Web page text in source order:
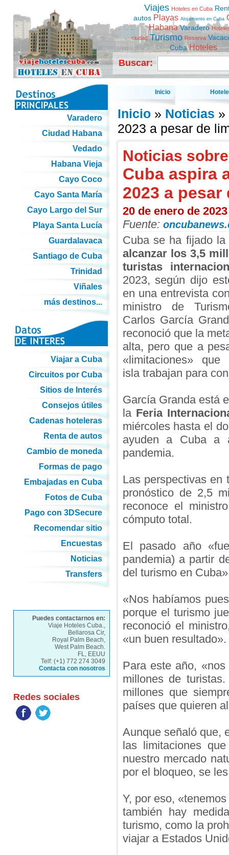
Viajes Hoteles en Cuba
autos Playas Alojamiento en Cuba
Habana Varadero
ciudad Turismo Reserva
Cuba Hoteles
Buscar:
Inicio
Inicio» Noticias »
2023 a pesar de
Noticias
Cuba aspira
2023 a
20 de enero de 2023
Fuente:
Cuba se ha fijado la
alcanzar los 3,5
turistas
2023, según dijo
en una entrevista
ministro de
Carlos García
reconoció que la
alta, pero que a
«limitaciones»
isla trabajan para
García Granda está
la Feria
miércoles hasta el
ayuden a Cuba a
pandemia.
Las perspectivas en
pronóstico de 2,5
reconoce el
cómputo total.
El pasado año
pandemia) a partir
del turismo en
«Nos habíamos
porque el turismo
reconoció el
«un buen resultado».
Para este año,
millones de
millones que
países que quieren
Aunque señaló que,
las limitaciones
nuestro mercado
por el bloqueo, se
Y, por eso,
también hay
turismo, como la
viajar a Estados
Varadero
Ciudad Habana
Vedado
Habana Vieja
Cayo Coco
Cayo Santa María
Cayo Largo del Sur
Playa Santa Lucía
Guardalavaca
Santiago de Cuba
Trinidad
Viñales
más destinos...
Viajar a Cuba
Circuitos por Cuba
Sitios de Interés
Consejos útiles
Cadenas hoteleras
Renta de autos
Cambio de moneda
Formas de pago
Embajadas en Cuba
Fotos de Cuba
Pago con 3DSecure
Recomendar sitio
Encuestas
Noticias
Transfers
Puedes contactarnos en:
Viaje Hoteles Cuba.,
Bellarosa Cir,
Royal Palm Beach,
West Palm Beach.
FL, EEUU
Telf: (+1) 772 274 3049
Contacta con nosotros
Redes sociales